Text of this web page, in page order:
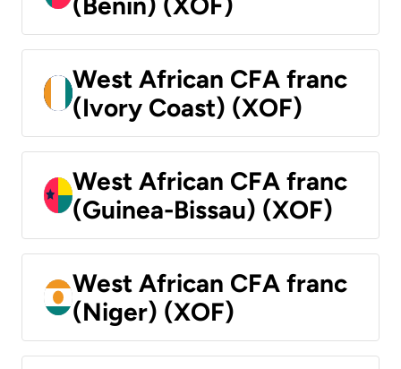
West African CFA franc
(Ivory Coast) (XOF)
West African CFA franc
(Guinea-Bissau) (XOF)
West African CFA franc
(Niger) (XOF)